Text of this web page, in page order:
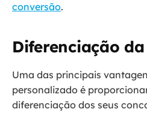
conversão.
Diferenciação
Uma das principais
personalizado é
diferenciação dos seus